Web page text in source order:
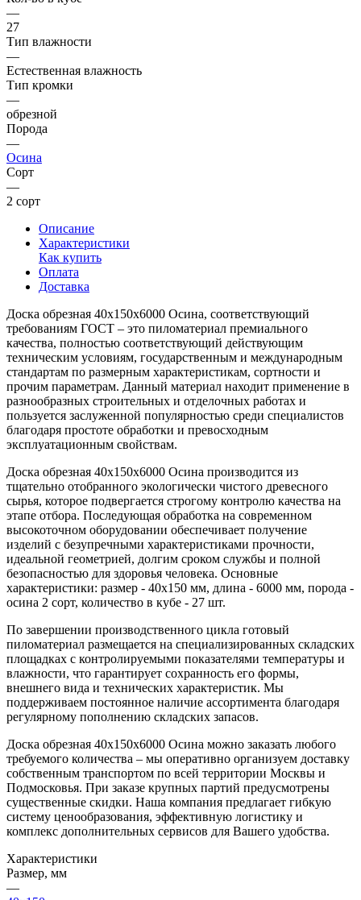
—
27
Тип влажности
—
Естественная влажность
Тип кромки
—
обрезной
Порода
—
Осина
Сорт
—
2 сорт
Описание
Характеристики
Как купить
Оплата
Доставка
Доска обрезная 40х150х6000 Осина, соответствующий
требованиям ГОСТ – это пиломатериал премиального
качества, полностью соответствующий действующим
техническим условиям, государственным и международным
стандартам по размерным характеристикам, сортности и
прочим параметрам. Данный материал находит применение в
разнообразных строительных и отделочных работах и
пользуется заслуженной популярностью среди специалистов
благодаря простоте обработки и превосходным
эксплуатационным свойствам.
Доска обрезная 40х150х6000 Осина производится из
тщательно отобранного экологически чистого древесного
сырья, которое подвергается строгому контролю качества на
этапе отбора. Последующая обработка на современном
высокоточном оборудовании обеспечивает получение
изделий с безупречными характеристиками прочности,
идеальной геометрией, долгим сроком службы и полной
безопасностью для здоровья человека. Основные
характеристики: размер - 40x150 мм, длина - 6000 мм, порода -
осина 2 сорт, количество в кубе - 27 шт.
По завершении производственного цикла готовый
пиломатериал размещается на специализированных складских
площадках с контролируемыми показателями температуры и
влажности, что гарантирует сохранность его формы,
внешнего вида и технических характеристик. Мы
поддерживаем постоянное наличие ассортимента благодаря
регулярному пополнению складских запасов.
Доска обрезная 40х150х6000 Осина можно заказать любого
требуемого количества – мы оперативно организуем доставку
собственным транспортом по всей территории Москвы и
Подмосковья. При заказе крупных партий предусмотрены
существенные скидки. Наша компания предлагает гибкую
систему ценообразования, эффективную логистику и
комплекс дополнительных сервисов для Вашего удобства.
Характеристики
Размер, мм
—